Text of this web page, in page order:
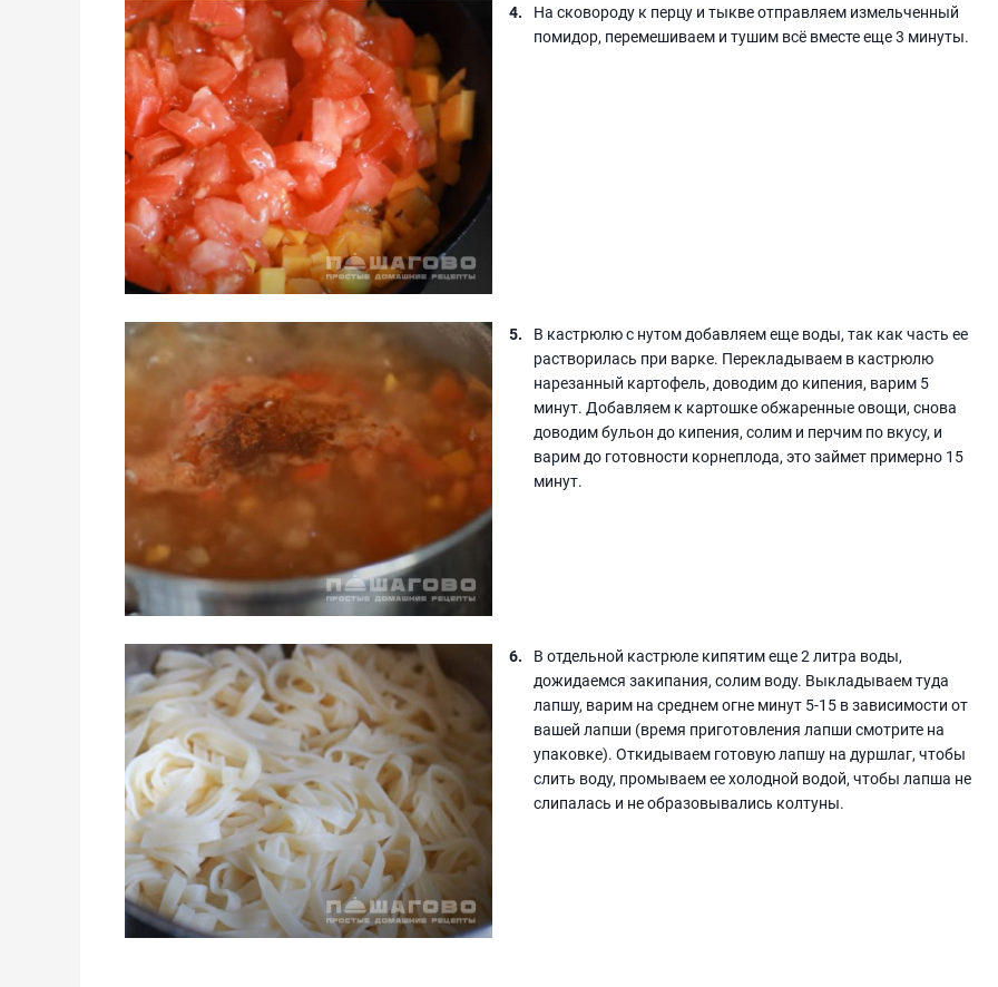
На сковороду к перцу и тыкве отправляем измельченный
помидор, перемешиваем и тушим всё вместе еще 3 минуты.
В кастрюлю с нутом добавляем еще воды, так как часть ее
растворилась при варке. Перекладываем в кастрюлю
нарезанный картофель, доводим до кипения, варим 5
минут. Добавляем к картошке обжаренные овощи, снова
доводим бульон до кипения, солим и перчим по вкусу, и
варим до готовности корнеплода, это займет примерно 15
минут.
В отдельной кастрюле кипятим еще 2 литра воды,
дожидаемся закипания, солим воду. Выкладываем туда
лапшу, варим на среднем огне минут 5-15 в зависимости от
вашей лапши (время приготовления лапши смотрите на
упаковке). Откидываем готовую лапшу на дуршлаг, чтобы
слить воду, промываем ее холодной водой, чтобы лапша не
слипалась и не образовывались колтуны.